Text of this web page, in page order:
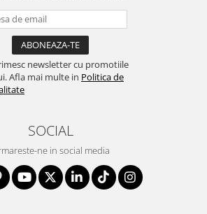
newsletter cu promotiile
Afla mai multe in Politica de
SOCIAL
ne in social media